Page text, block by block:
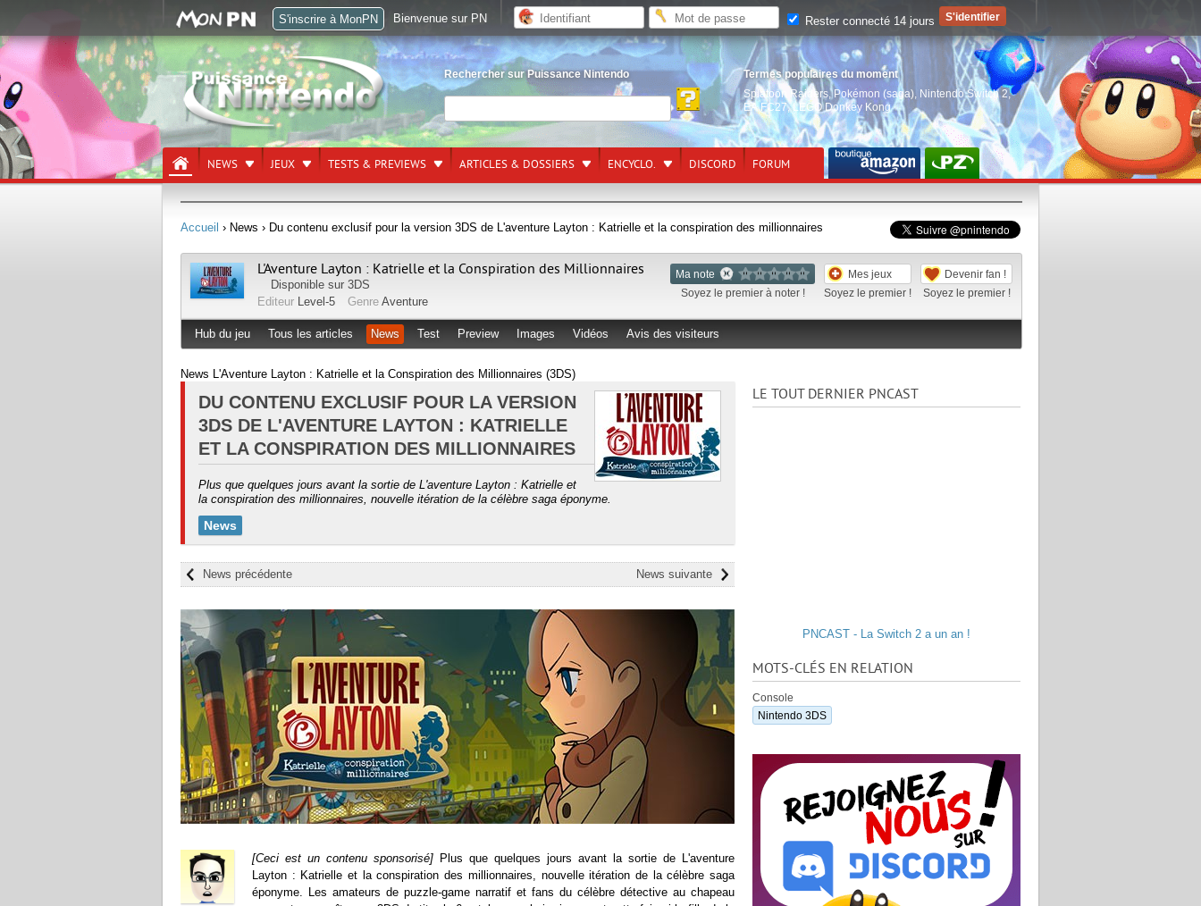
Rechercher sur Puissance Nintendo
Termes populaires du moment
Splatoon Raiders, Pokémon (saga) Nintendo Switch 2,
EA FC27,LEGO Donkey Kong
NEWS JEUX TESTS & PREVIEWS ARTICLES & DOSSIERS ENCYCLO. DISCORD FORUM
Accueil › News › Du contenu exclusif pour la version 3DS de L'aventure Layton : Katrielle et la conspiration des millionnaires
Ma note
Soyez le premier à noter !
Mes jeux
Soyez le premier !
Devenir fan !
Soyez le premier !
L'Aventure Layton : Katrielle et la Conspiration des Millionnaires
Disponible sur 3DS
Editeur Level-5 Genre Aventure
Hub du jeu Tous les articles News Test Preview Images Vidéos Avis des visiteurs
News L'Aventure Layton : Katrielle et la Conspiration des Millionnaires (3DS)
DU CONTENU EXCLUSIF POUR LA VERSION
3DS DE L'AVENTURE LAYTON : KATRIELLE
ET LA CONSPIRATION DES MILLIONNAIRES
Plus que quelques jours avant la sortie de L'aventure Layton : Katrielle et
la conspiration des millionnaires, nouvelle itération de la célèbre saga éponyme.
News
News suivante
News précédente
[Ceci est un contenu sponsorisé] Plus que quelques jours avant la sortie de L'aventure
Layton : Katrielle et la conspiration des millionnaires, nouvelle itération de la célèbre saga
éponyme. Les amateurs de puzzle-game narratif et fans du célèbre détective au chapeau
LE TOUT DERNIER PNCAST
PNCAST - La Switch 2 a un an !
MOTS-CLÉS EN RELATION
Console
Nintendo 3DS
S'inscrire à MonPN Bienvenue sur PN Rester connecté 14 jours